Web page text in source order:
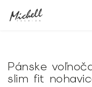
Pánske
slim fit